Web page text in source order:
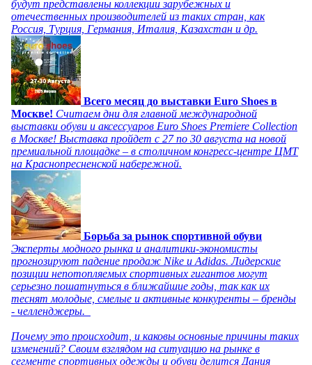
будут представлены коллекции зарубежных и
отечественных производителей из таких стран, как
Россия, Турция, Германия, Италия, Казахстан и др.
Всего месяц до выставки Euro Shoes в
Москве! Считаем дни для главной международной
выставки обуви и аксессуаров Euro Shoes Premiere Collection
в Москве! Выставка пройдет с 27 по 30 августа на новой
премиальной площадке – в столичном конгресс-центре ЦМТ
на Краснопресненской набережной.
Борьба за рынок спортивной обуви
Эксперты модного рынка и аналитики-экономисты
прогнозируют падение продаж Nike и Adidas. Лидерские
позиции непотопляемых спортивных гигантов могут
серьезно пошатнуться в ближайшие годы, так как их
теснят молодые, смелые и активные конкуренты – бренды
- челленджеры.
Почему это происходит, и каковы основные причины таких
изменений? Своим взглядом на ситуацию на рынке в
сегменте спортивных одежды и обуви делится Дания